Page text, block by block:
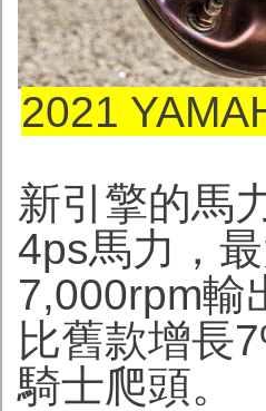
2021
新引擎的馬
4ps馬力，
7,000rpm輸
比舊款增長
騎士爬頭。